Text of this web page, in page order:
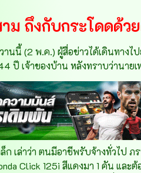
ถึงกับกระโดดด้ว
านนี้ (2 พ.ค.) ผู้สื่อข่าวได้เดินทา
ปี เจ้าของบ้าน หลังทราบว่านาย
ก เล่าว่า ตนมีอาชีพรับจ้างทั่วไป
Click 125i สีแดงมา 1 คัน แล